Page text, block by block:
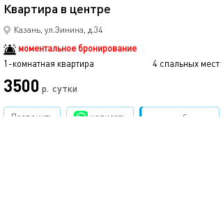
Квартира в центре
Казань, ул.Зинина, д.34
моментальное бронирование
1-комнатная квартира
4 спальных мест
3500 р. сутки
подробнее
Позвонить написать Забронировать